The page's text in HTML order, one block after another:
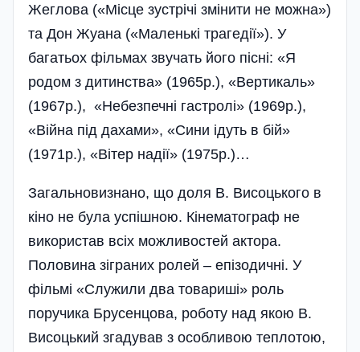
Жеглова («Місце зустрічі змінити не можна»)
та Дон Жуана («Маленькі трагедії»). У
багатьох фільмах звучать його пісні: «Я
родом з дитинства» (1965р.), «Вертикаль»
(1967р.), «Небезпечні гастролі» (1969р.),
«Війна під дахами», «Сини ідуть в бій»
(1971р.), «Вітер надії» (1975р.)…
Загальновизнано, що доля В. Висоцького в
кіно не була успішною. Кінематограф не
використав всіх можливостей актора.
Половина зіграних ролей – епізодичні. У
фільмі «Служили два товариші» роль
поручика Брусенцова, роботу над якою В.
Висоцький згадував з особливою теплотою,